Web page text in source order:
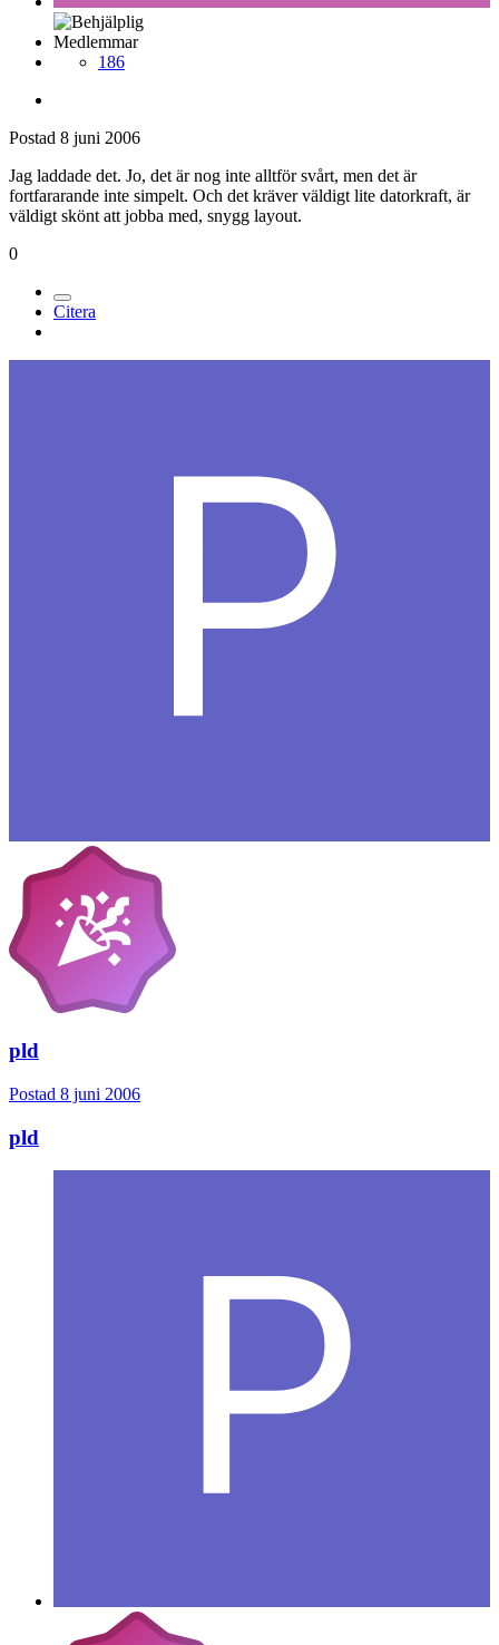
Medlemmar
186
Postad 8 juni 2006
Jag laddade det. Jo, det är nog inte alltför svårt, men det är
fortfararande inte simpelt. Och det kräver väldigt lite datorkraft, är
väldigt skönt att jobba med, snygg layout.
0
Citera
pld
Postad 8 juni 2006
pld